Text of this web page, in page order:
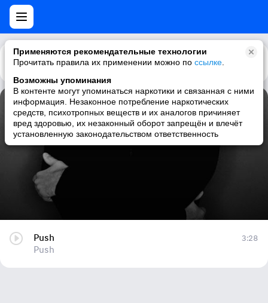
Применяются рекомендательные технологии
Прочитать правила их применении можно по ссылке
Возможны упоминания
В контенте могут упоминаться наркотики и связанная с ними
информация. Незаконное потребление наркотических
средств, психотропных веществ и их аналогов причиняет
вред здоровью, их незаконный оборот запрещён и влечёт
установленную законодательством ответственность
Каталог Рекомендации
Push
Push
Push
Push
3:28